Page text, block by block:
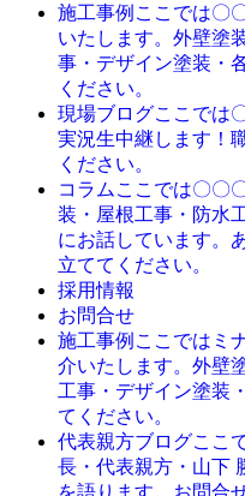
施工事例 ここでは〇
いたします。外壁塗
事・デザイン塗装・
ください。
現場ブログここでは
実況生中継します！
ください。
コラム ここでは〇〇
装・屋根工事・防水
にお話しています。
立ててください。
採用情報
お問合せ
施工事例 ここではミ
介いたします。外壁
工事・デザイン塗装
てください。
代表親方ブログここ
長・代表親方・山下